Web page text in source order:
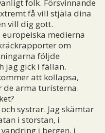
folk. Försvinnande
få vill stjäla dina
vill dig gott.
medierna
om
följde
jag gick i fällan.
att kollapsa,
de arma turisterna.
systrar. Jag skämtar
i storstan, i
i bergen, i